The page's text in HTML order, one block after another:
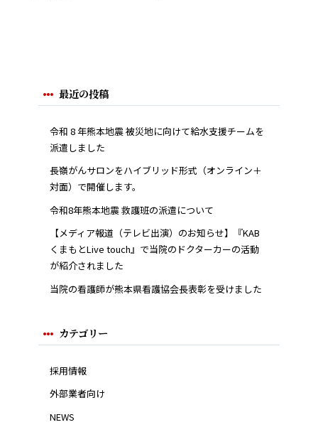
最近の投稿
令和 8 年熊本地震 被災地に向けて給水支援チームを
派遣しました
長嶺がんサロンをハイブリッド形式（オンライン＋
対面）で開催します。
令和8年熊本地震 救護班の派遣について
【メディア報道（テレビ出演）のお知らせ】『KAB
くまもとLive touch』で当院のドクターカーの活動
が紹介されました
当院の看護師が熊本県看護協会長表彰を受けました
カテゴリー
採用情報
外部業者向け
NEWS